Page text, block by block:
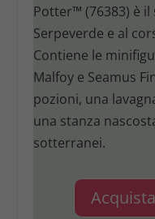
Potter™ (76383) è il
Serpeverde e al
Contiene le
Malfoy e Seamus
pozioni, una
una stanza
sotterranei.